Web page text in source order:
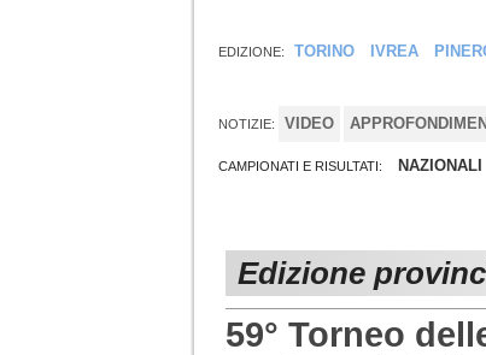
EDIZIONE: TORINO IVREA
NOTIZIE: VIDEO
CAMPIONATI E RISULTATI: NAZIONALI
Edizione
59° Torneo